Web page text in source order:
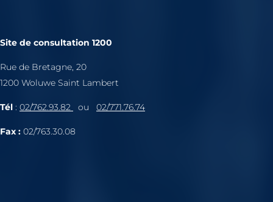
Site de consultation 1200
Rue de Bretagne, 20
1200 Woluwe Saint Lambert
Tél : 02/762.93.82 ou 02/771.76.74
Fax : 02/763.30.08